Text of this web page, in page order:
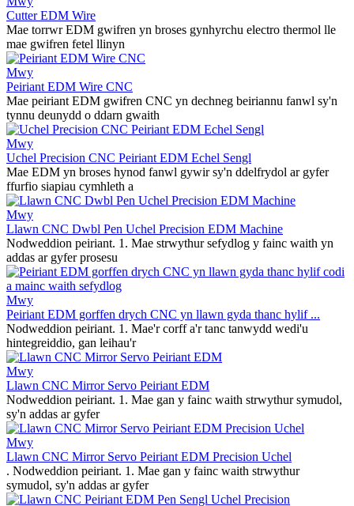
Cutter EDM Wire
Mae torrwr EDM gwifren yn broses gynhyrchu electro thermol lle
mae gwifren fetel llinyn
Mwy
Peiriant EDM Wire CNC
Mae peiriant EDM gwifren CNC yn dechneg beiriannu fanwl sy'n
tynnu deunydd o ddarn gwaith
Mwy
Uchel Precision CNC Peiriant EDM Echel Sengl
Mae EDM yn broses hynod fanwl gywir sy'n ddelfrydol ar gyfer
ffurfio siapiau cymhleth a
Mwy
Llawn CNC Dwbl Pen Uchel Precision EDM Machine
Nodweddion peiriant. 1. Mae strwythur sefydlog y fainc waith yn
addas ar gyfer prosesu
Mwy
Peiriant EDM gorffen drych CNC yn llawn gyda thanc hylif ...
Nodweddion peiriant. 1. Mae'r corff a'r tanc tanwydd wedi'u
hintegreiddio, gan leihau'r
Mwy
Llawn CNC Mirror Servo Peiriant EDM
Nodweddion peiriant. 1. Mae gan y fainc waith strwythur symudol,
sy'n addas ar gyfer
Mwy
Llawn CNC Mirror Servo Peiriant EDM Precision Uchel
. Nodweddion peiriant. 1. Mae gan y fainc waith strwythur
symudol, sy'n addas ar gyfer